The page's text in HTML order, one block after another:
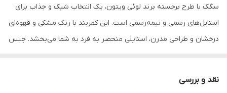
سگک با طرح برجسته برند لوئی ویتون، یک انتخاب شیک و جذاب برای
استایل‌های رسمی و نیمه‌رسمی است. این کمربند با رنگ مشکی و قهوه‌ای
درخشان و طراحی مدرن، استایلی منحصر به فرد به شما می‌بخشد. جنس
نقد و بررسی